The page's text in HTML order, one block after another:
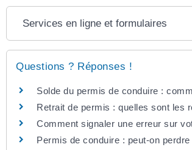
Services en ligne et formulaires
Questions ? Réponses !
Solde du permis de conduire :
Retrait de permis : quelles sont les
Comment signaler une erreur sur
Permis de conduire : peut-on